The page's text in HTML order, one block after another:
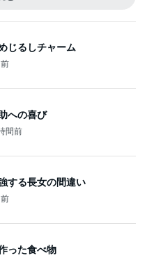
じるしチャーム
への喜び
間前
する長女の間違い
った食べ物